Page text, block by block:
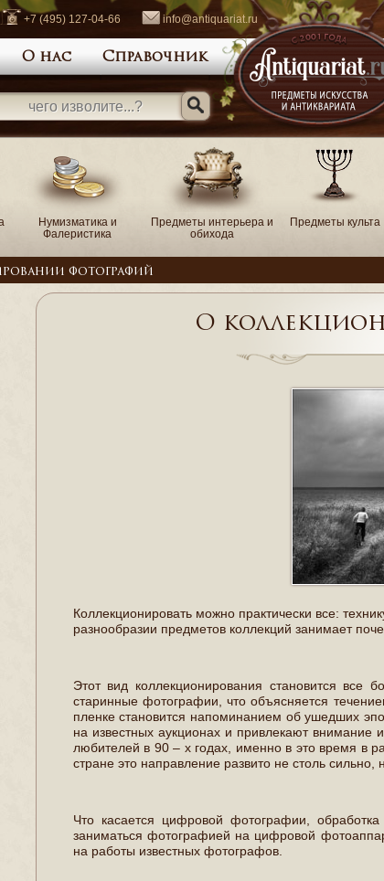
+7 (495) 127-04-66 info@antiquariat.ru
О нас Справочник
Нумизматика и
Фалеристика
Предметы интерьера и
обихода
Предметы культа
фотографий
О
Коллекционировать можно практически все:
разнообразии предметов коллекций занимает
Этот вид коллекционирования становится
старинные фотографии, что объясняется
пленке становится напоминанием об ушедших
на известных аукционах и привлекают внимание
любителей в 90 – х годах, именно в это время в
стране это направление развито не столь
Что касается цифровой фотографии,
заниматься фотографией на цифровой
на работы известных фотографов.